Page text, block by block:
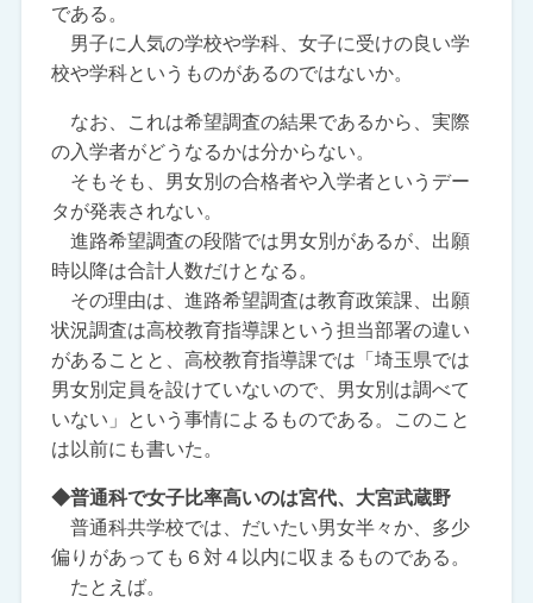
である。
男子に人気の学校や学科、女子に受けの良い学
校や学科というものがあるのではないか。
なお、これは希望調査の結果であるから、実際
の入学者がどうなるかは分からない。
そもそも、男女別の合格者や入学者というデー
タが発表されない。
進路希望調査の段階では男女別があるが、出願
時以降は合計人数だけとなる。
その理由は、進路希望調査は教育政策課、出願
状況調査は高校教育指導課という担当部署の違い
があることと、高校教育指導課では「埼玉県では
男女別定員を設けていないので、男女別は調べて
いない」という事情によるものである。このこと
は以前にも書いた。
◆普通科で女子比率高いのは宮代、大宮武蔵野
普通科共学校では、だいたい男女半々か、多少
偏りがあっても６対４以内に収まるものである。
たとえば。